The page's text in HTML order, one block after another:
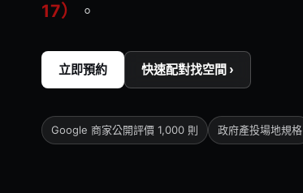
17）
。
立即預約 快速配對找空間 ›
Google 商家公開評價 1,000 則 政府產投場地規格